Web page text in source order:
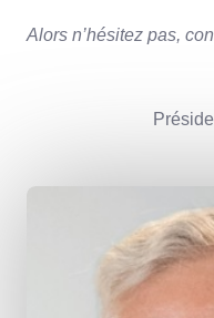
Alors n’hésitez pas,